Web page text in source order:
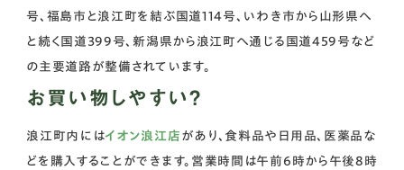
号、福島市と浪江町を結ぶ国道114号、いわき市から山形県へ
と続く国道399号、新潟県から浪江町へ通じる国道459号など
の主要道路が整備されています。
お買い物しやすい？
浪江町内にはイオン浪江店 があり、食料品や日用品、医薬品な
どを購入することができます。営業時間は午前6時から午後8時